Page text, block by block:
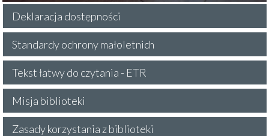
Deklaracja dostępności
Standardy ochrony małoletnich
Tekst łatwy do czytania - ETR
Misja biblioteki
Zasady korzystania z biblioteki